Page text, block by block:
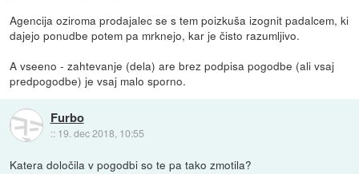
Agencija oziroma prodajalec se s tem poizkuša izognit padalcem, ki
dajejo ponudbe potem pa mrknejo, kar je čisto razumljivo.
A vseeno - zahtevanje (dela) are brez podpisa pogodbe (ali vsaj
predpogodbe) je vsaj malo sporno.
Furbo
:: 19. dec 2018, 10:55
Katera določila v pogodbi so te pa tako zmotila?